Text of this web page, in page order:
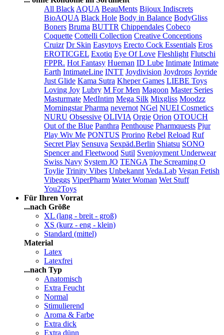
All Black AQUA BeauMents Bijoux Indiscrets
BioAQUA Black Hole Body in Balance BodyGliss
Boners Bruma BUTTR Chippendales Cobeco
Coquette Cottelli Collection Creative Conceptions
Cruizr Dr Skin Easytoys Erecto Cock Essentials Eros
EROTICGEL Exotiq Eye Of Love Fleshlight Flutschi
FPPR. Hot Fantasy Hueman ID Lube Intimate Intimate
Earth IntimateLine INTT Joydivision Joydrops Joyride
Just Glide Kama Sutra Kheper Games LIEBE Toys
Loving Joy Lubry M For Men Magoon Master Series
Masturmate MedIntim Mega Silk Mixgliss Moodzz
Morningstar Pharma nevernot NGel NUEI Cosmetics
NURU Obsessive OLIVIA Orgie Orion OTOUCH
Out of the Blue Panthra Penthouse Pharmquests Pjur
Play Wiv Me PONTUS Prorino Rebel Reload Ruf
Secret Play Sensuva Sexpäd.Berlin Shiatsu SONO
Spencer and Fleetwood Sutil Svenjoyment Underwear
Swiss Navy System JO TENGA The Screaming O
Toylie Trinity Vibes Unbekannt Veda.Lab Vegan Fetish
Vibeggs ViperPharm Water Woman Wet Stuff
You2Toys
Für Ihren Vorrat
...nach Größe
XL (lang - breit - groß)
XS (kurz - eng - klein)
Standard (mittel)
Material
Latex
Latexfrei
...nach Typ
Anatomisch
Extra Feucht
Normal
Stimulierend
Aroma & Farbe
Extra dick
Extra dünn